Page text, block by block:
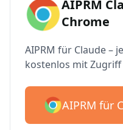
AIPRM
Chrome
AIPRM für Claude –
kostenlos mit
AIPRM für